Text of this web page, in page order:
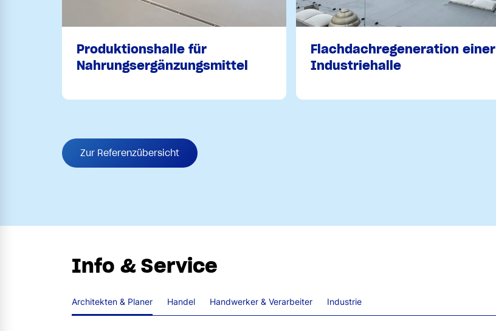
Produktionshalle für
Nahrungsergänzungsmittel
Flachdachregeneration einer
Industriehalle
Zur Referenzübersicht
Info & Service
Architekten & Planer Handel Handwerker & Verarbeiter Industrie